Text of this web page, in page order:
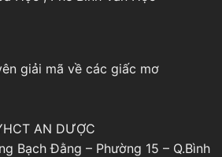
giải mã về các giấc mơ
AN DƯỢC
Bạch Đằng – Phường 15 – Q.Bình